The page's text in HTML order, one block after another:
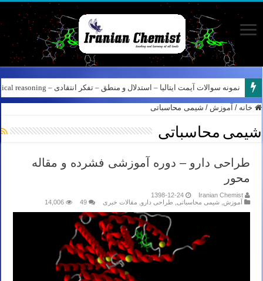
نمونه سوالات آیمت ایتالیا – استدلال و منطق – تفکر انتقادی – Logical reasoning – پارت ۸
کانال آیمت ایتالیا در نرم افزار بله – کانال شیمی آیمت استاد نباتی
خانه / آموزش / شیمی محاسباتی
شیمی محاسباتی
طراحی دارو – دوره آموزشی فشرده و مقاله
محور
Iranian Chemist
1398-12-24
آموزش شیمی محاسباتی طراحی دارو مقالات خبری 49
14,006